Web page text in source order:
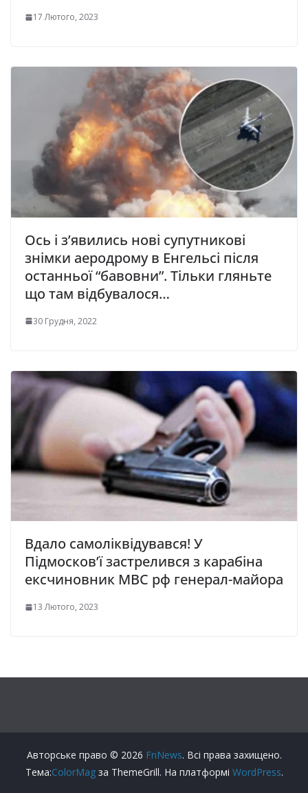
17 Лютого, 2023
Ось і з’явились нові супутникові
знімки аеродрому в Енгельсі після
останньої “бавовни”. Тільки гляньте
що там відбувалося…
30 Грудня, 2022
Вдало самоліквідувався! У
Підмосков’ї застрелився з карабіна
ексчиновник МВС рф генерал-майора
13 Лютого, 2023
Авторське право © 2026 FnNews. Всі права захищено.
Тема:ColorMagза ThemeGrill. На платформі WordPress.